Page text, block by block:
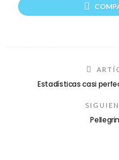
Estadísticas casi